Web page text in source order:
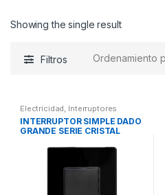
Showing the single result
Filtros
Electricidad, Interruptores
INTERRUPTOR SIMPLE DADO
GRANDE SERIE CRISTAL